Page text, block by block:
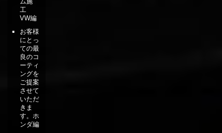
工
VW編
お客様
にとっ
ての最
良のコ
ーティ
ングを
ご提案
させて
いただ
きま
す。ホ
ンダ編